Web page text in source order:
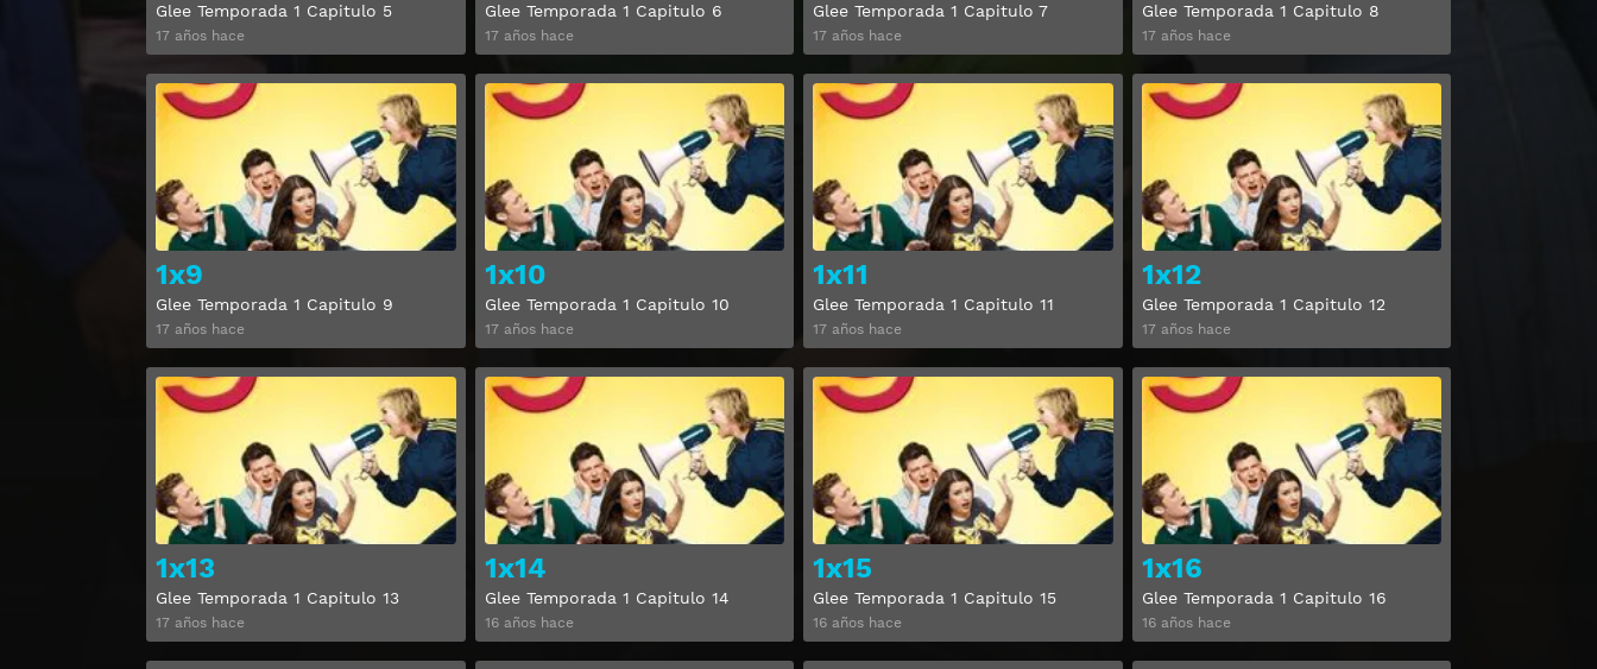
Glee Temporada 1 Capitulo 5
17 años hace
Glee Temporada 1 Capitulo 6
17 años hace
Glee Temporada 1 Capitulo 7
17 años hace
Glee Temporada 1 Capitulo 8
17 años hace
1x9
Glee Temporada 1 Capitulo 9
17 años hace
Ver
1x10
Glee Temporada 1 Capitulo 10
17 años hace
Ver
1x11
Glee Temporada 1 Capitulo 11
17 años hace
Ver
1x12
Glee Temporada 1 Capitulo 12
17 años hace
1x13
Glee Temporada 1 Capitulo 13
17 años hace
Ver
1x14
Glee Temporada 1 Capitulo 14
16 años hace
Ver
1x15
Glee Temporada 1 Capitulo 15
16 años hace
Ver
1x16
Glee Temporada 1 Capitulo 16
16 años hace